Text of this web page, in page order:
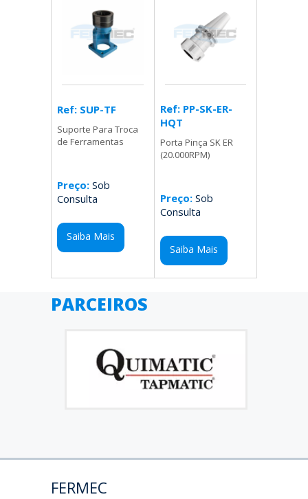
Ref: SUP-TF
Suporte Para Troca
de Ferramentas
Preço: Sob
Consulta
Saiba Mais
Ref: PP-SK-ER-
HQT
Porta Pinça SK ER
(20.000RPM)
Preço:Sob
Consulta
Saiba Mais
PARCEIROS
FERMEC